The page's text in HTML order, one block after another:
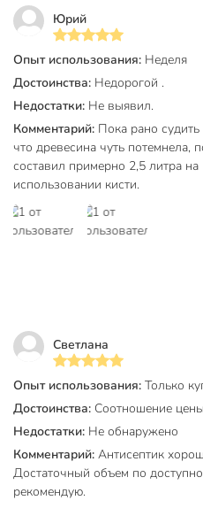
Защищать от попадения
Допускается
отрецательных
размораживания состав
срок хранения - 12 месяцев со
Меры предосторожности
При проведении работ
дыхания, слизистые,
большим количеством
попадении в глаза
обратиться к врачу. В
нельзя пить, принимать
Состав:вода, биоциды,
Не для бань и саун.
Техническая информация
Объем, л
Минимальная температура
эксплуатации, °C
Юрий
Опыт использования: Неделя
Достоинства: Недорогой .
Недостатки: Не выявил.
Комментарий: Пока рано судить
что древесина чуть потемнела,
составил примерно 2,5 литра
использовании кисти.
Светлана
Опыт использования: Только
Достоинства: Соотношение
Недостатки: Не обнаружено
Комментарий: Антисептик
Достаточный объем по
рекомендую.